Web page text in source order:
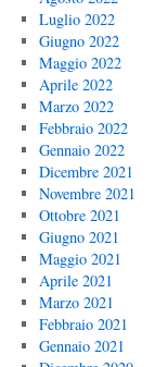
Luglio 2022
Giugno 2022
Maggio 2022
Aprile 2022
Marzo 2022
Febbraio 2022
Gennaio 2022
Dicembre 2021
Novembre 2021
Ottobre 2021
Giugno 2021
Maggio 2021
Aprile 2021
Marzo 2021
Febbraio 2021
Gennaio 2021